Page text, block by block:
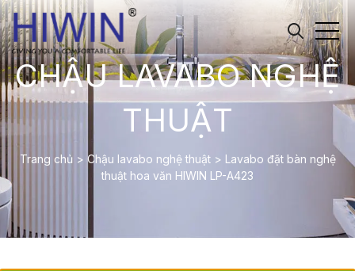
CHẬU LAVABO NGHỆ
THUẬT
Trang chủ> Chậu lavabo nghệ thuật> Lavabo đặt bàn nghệ
thuật hoa văn HIWIN LP-A423